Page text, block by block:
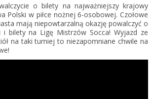
o bilety na najważniejszy krajowy
Polski w piłce nożnej 6-osobowej. Czołowe
mają niepowtarzalną okazję powalczyć o
i bilety na Ligę Mistrzów Socca! Wyjazd ze
na taki turniej to niezapomniane chwile na